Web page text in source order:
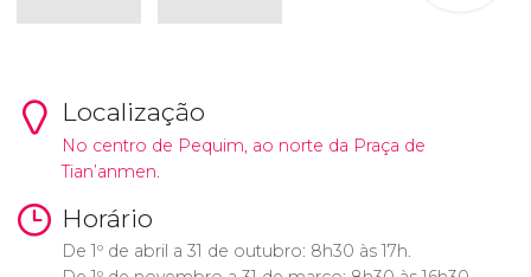
Localização
No centro de Pequim, ao norte da Praça de
Tian’anmen.
Horário
De 1º de abril a 31 de outubro: 8h30 às 17h.